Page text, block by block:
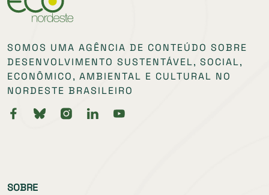
SOMOS UMA AGÊNCIA DE CONTEÚDO SOBRE
DESENVOLVIMENTO SUSTENTÁVEL, SOCIAL,
ECONÔMICO, AMBIENTAL E CULTURAL NO
NORDESTE BRASILEIRO
SOBRE